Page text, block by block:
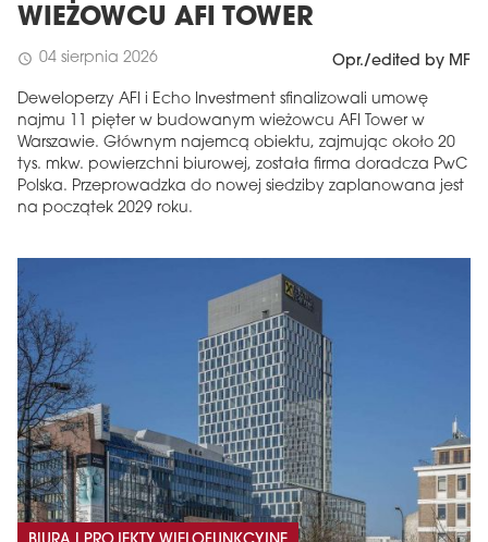
WIEŻOWCU AFI TOWER
schedule 04 sierpnia 2026 Opr./edited by MF
Deweloperzy AFI i Echo Investment sfinalizowali umowę
najmu 11 pięter w budowanym wieżowcu AFI Tower w
Warszawie. Głównym najemcą obiektu, zajmując około 20
tys. mkw. powierzchni biurowej, została firma doradcza PwC
Polska. Przeprowadzka do nowej siedziby zaplanowana jest
na początek 2029 roku.